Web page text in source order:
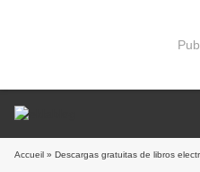
Accueil » Descargas gratuitas de libros electrónicos de google books LLORAN LAS